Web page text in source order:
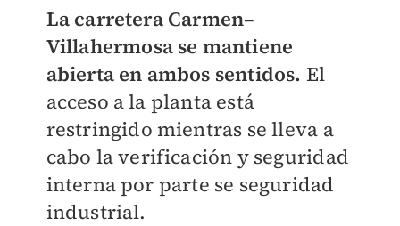
La carretera Carmen–
Villahermosa se mantiene
abierta en ambos sentidos. El
acceso a la planta está
restringido mientras se lleva a
cabo la verificación y seguridad
interna por parte se seguridad
industrial.